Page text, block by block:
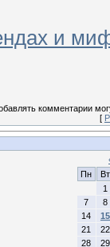
и
комментарии
[
Пн
Вт
1
7
8
14
15
21
22
28
29